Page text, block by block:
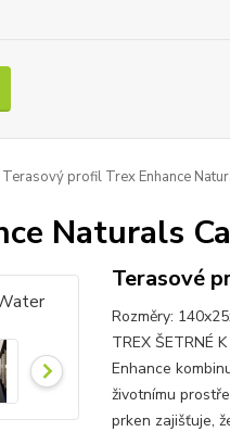
Terasový profil Trex Enhance
Naturals
Terasové
Rozměry:
TREX ŠETRNÉ
Enhance
životnímu
prken zajišťuje,